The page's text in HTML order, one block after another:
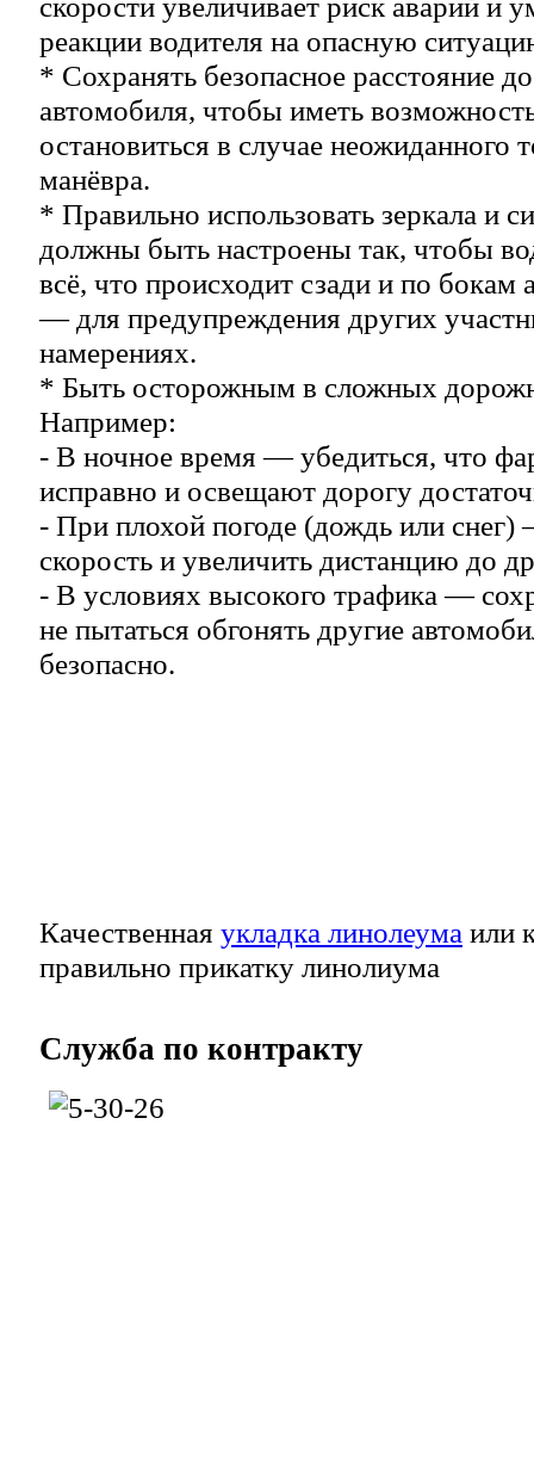
реакции водителя на опасную
* Сохранять безопасное расстояние
автомобиля, чтобы иметь
остановиться в случае неожиданного
манёвра.
* Правильно использовать зеркала и
должны быть настроены так, чтобы
всё, что происходит сзади и по бокам
— для предупреждения других
намерениях.
* Быть осторожным в сложных
Например:
- В ночное время — убедиться, что
исправно и освещают дорогу
- При плохой погоде (дождь или
скорость и увеличить дистанцию до
- В условиях высокого трафика —
не пытаться обгонять другие
безопасно.
Качественная укладка линолеума или
правильно прикатку линолиума
Служба по контракту